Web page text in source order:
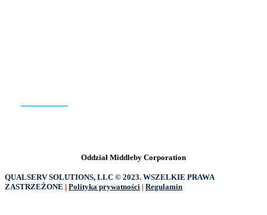
Oddział Middleby Corporation
QUALSERV SOLUTIONS, LLC © 2023. WSZELKIE PRAWA
ZASTRZEŻONE | Polityka prywatności | Regulamin